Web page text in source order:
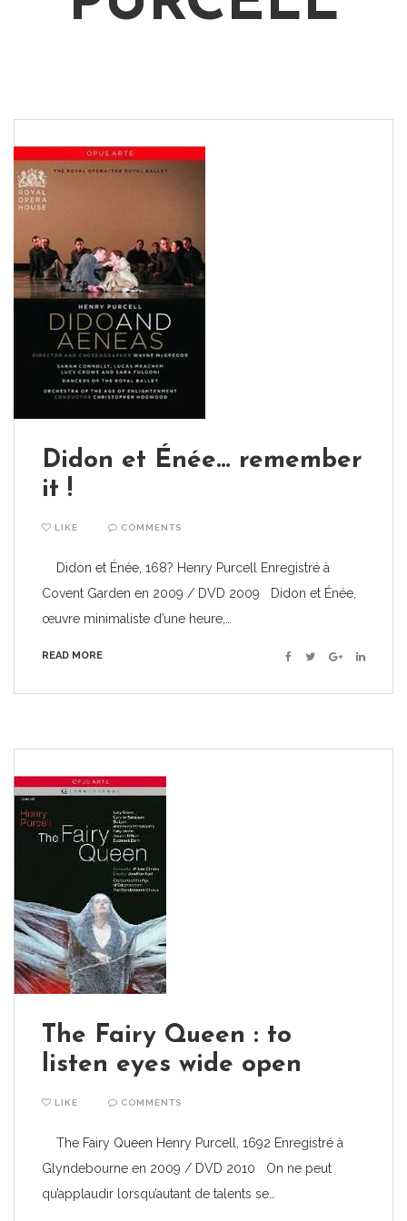
Didon et Énée… remember
it !
LIKE COMMENTS
Didon et Énée, 168? Henry Purcell Enregistré à
Covent Garden en 2009 / DVD 2009 Didon et Énée,
œuvre minimaliste d’une heure,…
READ MORE Facebook
TwitterGoogle+Linkedin
The Fairy Queen : to
listen eyes wide open
LIKE COMMENTS
The Fairy Queen Henry Purcell, 1692 Enregistré à
Glyndebourne en 2009 / DVD 2010 On ne peut
qu’applaudir lorsqu’autant de talents se…